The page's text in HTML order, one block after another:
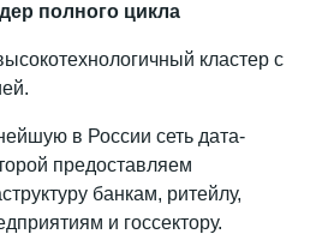
полного цикла
кластер с
в России сеть дата-
предоставляем
банкам, ритейлу,
и госсектору.